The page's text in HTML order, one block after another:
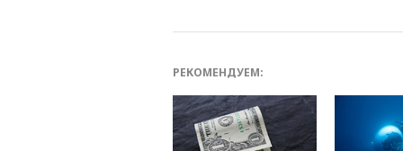
РЕКОМЕНДУЕМ: